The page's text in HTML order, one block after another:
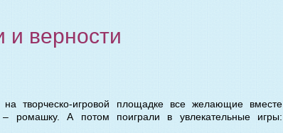
верности
творческо-игровой площадке все желающие вместе
ромашку. А потом поиграли в увлекательные игры: